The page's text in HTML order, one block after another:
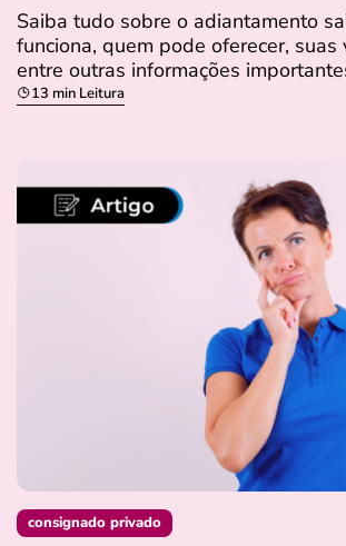
Saiba tudo sobre o adiantamento
funciona, quem pode oferecer, suas
entre outras informações
13 min Leitura
consignado privado